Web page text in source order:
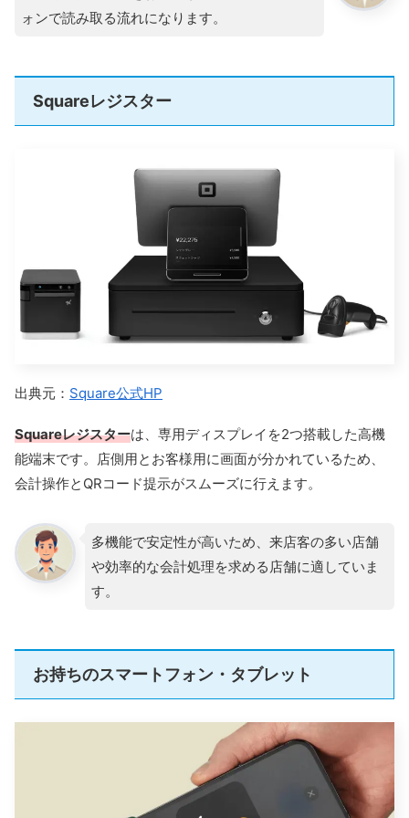
ォンで読み取る流れになります。
Squareレジスター
出典元： Square公式HP
Squareレジスターは、専用ディスプレイを2つ搭載した高機
能端末です。店側用とお客様用に画面が分かれているため、
会計操作とQRコード提示がスムーズに行えます。
多機能で安定性が高いため、来店客の多い店舗
や効率的な会計処理を求める店舗に適していま
す。
お持ちの​​スマートフォン​・タブレット